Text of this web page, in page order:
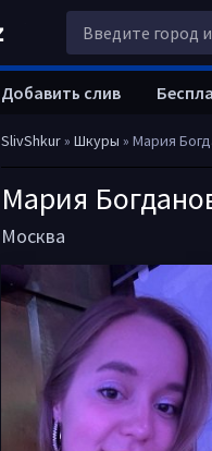
SlivShkur» Шкуры » Мария
Мария
Москва
Добавить слив